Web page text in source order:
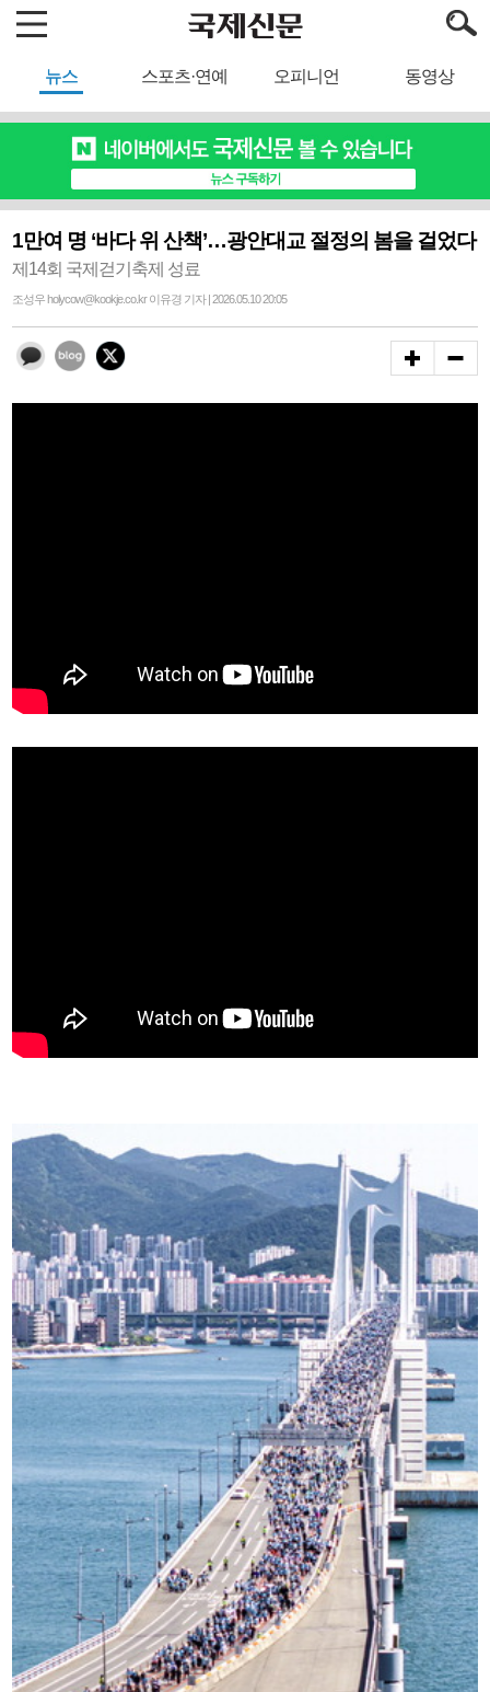
뉴스 스포츠·연예 오피니언 동영상
1만여 명 ‘바다 위 산책’…광안대교 절정의 봄을 걸었다
제14회 국제걷기축제 성료
조성우 holycow@kookje.co.kr 이유경 기자 | 2026.05.10 20:05